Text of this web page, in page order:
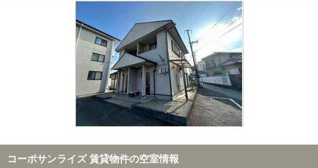
不動産会社から
TOP
コーポサンライズ 賃貸物件の空室情報